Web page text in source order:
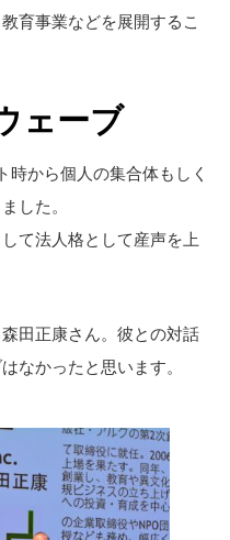
育事業などを展開するこ
ェーブ
時から個人の集合体もしく
した。
て法人格として産声を上
田正康さん。彼との対話
なかったと思います。